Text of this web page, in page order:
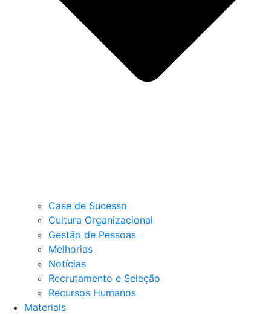
Case de Sucesso
Cultura Organizacional
Gestão de Pessoas
Melhorias
Notícias
Recrutamento e Seleção
Recursos Humanos
Materiais